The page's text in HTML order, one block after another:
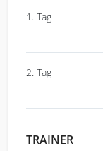
1. Tag
2. Tag
TRAINER